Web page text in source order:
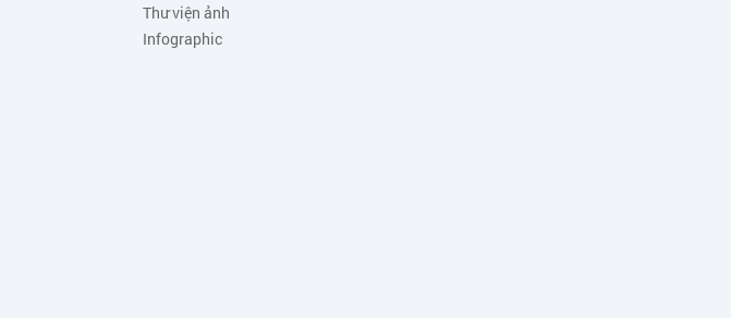
Thư viện ảnh
Infographic